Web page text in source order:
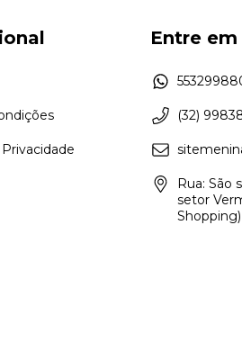
Entre
(32)
Rua: São
setor
Shopping)